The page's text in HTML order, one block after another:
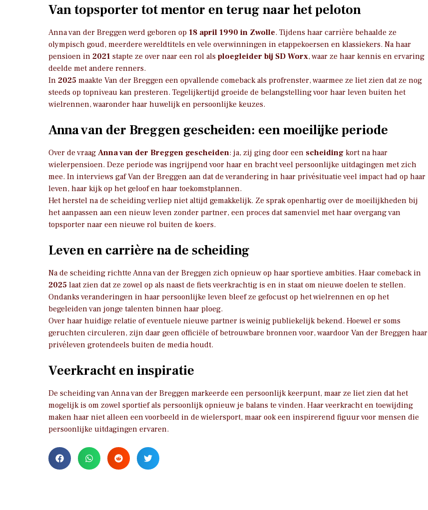
Van topsporter tot mentor en terug naar het peloton
Anna van der Breggen werd geboren op 18 april 1990 in Zwolle. Tijdens haar carrière behaalde ze
olympisch goud, meerdere wereldtitels en vele overwinningen in etappekoersen en klassiekers. Na haar
pensioen in 2021 stapte ze over naar een rol als ploegleider bij SD Worx, waar ze haar kennis en ervaring
deelde met andere renners.
In 2025 maakte Van der Breggen een opvallende comeback als profrenster, waarmee ze liet zien dat ze nog
steeds op topniveau kan presteren. Tegelijkertijd groeide de belangstelling voor haar leven buiten het
wielrennen, waaronder haar huwelijk en persoonlijke keuzes.
Anna van der Breggen gescheiden: een moeilijke periode
Over de vraag Anna van der Breggen gescheiden: ja, zij ging door een scheiding kort na haar
wielerpensioen. Deze periode was ingrijpend voor haar en bracht veel persoonlijke uitdagingen met zich
mee. In interviews gaf Van der Breggen aan dat de verandering in haar privésituatie veel impact had op haar
leven, haar kijk op het geloof en haar toekomstplannen.
Het herstel na de scheiding verliep niet altijd gemakkelijk. Ze sprak openhartig over de moeilijkheden bij
het aanpassen aan een nieuw leven zonder partner, een proces dat samenviel met haar overgang van
topsporter naar een nieuwe rol buiten de koers.
Leven en carrière na de scheiding
Na de scheiding richtte Anna van der Breggen zich opnieuw op haar sportieve ambities. Haar comeback in
2025 laat zien dat ze zowel op als naast de fiets veerkrachtig is en in staat om nieuwe doelen te stellen.
Ondanks veranderingen in haar persoonlijke leven bleef ze gefocust op het wielrennen en op het
begeleiden van jonge talenten binnen haar ploeg.
Over haar huidige relatie of eventuele nieuwe partner is weinig publiekelijk bekend. Hoewel er soms
geruchten circuleren, zijn daar geen officiële of betrouwbare bronnen voor, waardoor Van der Breggen haar
privéleven grotendeels buiten de media houdt.
Veerkracht en inspiratie
De scheiding van Anna van der Breggen markeerde een persoonlijk keerpunt, maar ze liet zien dat het
mogelijk is om zowel sportief als persoonlijk opnieuw je balans te vinden. Haar veerkracht en toewijding
maken haar niet alleen een voorbeeld in de wielersport, maar ook een inspirerend figuur voor mensen die
persoonlijke uitdagingen ervaren.